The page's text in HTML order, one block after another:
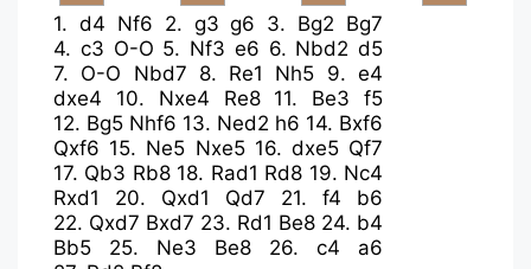
1. d4 Nf6 2. g3 g6 3. Bg2 Bg7
4. c3 O-O 5. Nf3 e6 6. Nbd2 d5
7. O-O Nbd7 8. Re1 Nh5 9.e4
dxe4
10. Nxe4 Re8 11. Be3
f5
12. Bg5 Nhf6 13. Ned2 h6 14. Bxf6
Qxf6 15. Ne5 Nxe5 16. dxe5 Qf7
17. Qb3 Rb8 18. Rad1 Rd8 19. Nc4
Rxd1
20. Qxd1 Qd7 21. f4
b6
22. Qxd7 Bxd7 23. Rd1 Be8 24. b4
Bb5
25. Ne3 Be8 26. c4
a6